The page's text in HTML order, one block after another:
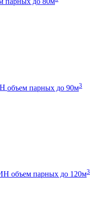
объем парных до 90м3
объем парных до 120м3